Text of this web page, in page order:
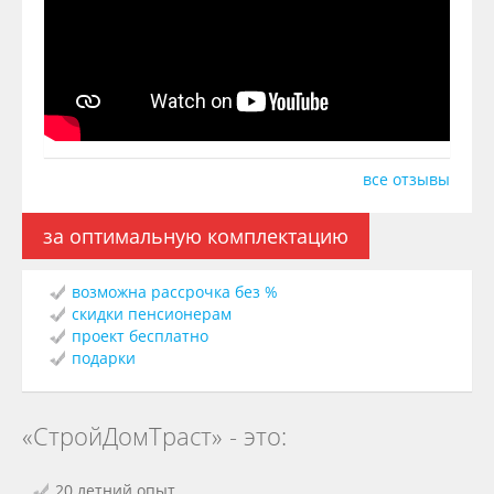
все отзывы
за оптимальную комплектацию
возможна рассрочка без %
скидки пенсионерам
проект бесплатно
подарки
«СтройДомТраст» - это: